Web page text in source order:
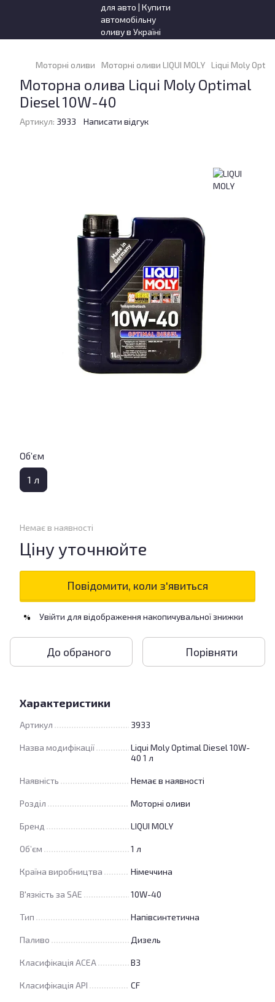
Моторні оливи Моторні оливи LIQUI MOLY Liqui Moly
Моторна олива Liqui Moly Optimal
Diesel 10W-40
Артикул: 3933 Написати відгук
Об’єм
1 л
Немає в наявності
Ціну уточнюйте
Повідомити, коли з'явиться
% Увійти для відображення накопичувальної знижки
До обраного Порівняти
Характеристики
Артикул 3933
Назва модифікації
Liqui Moly Optimal Diesel 10W-
40 1 л
Наявність Немає в наявності
Розділ Моторні оливи
Бренд LIQUI MOLY
Об’єм 1 л
Країна виробництва Німеччина
В'язкість за SAE 10W-40
Тип Напівсинтетична
Паливо Дизель
Класифікація ACEA B3
Класифікація API CF